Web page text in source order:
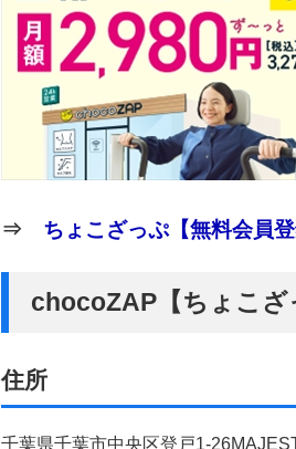
⇒ ちょこざっぷ【無料会員
chocoZAP【ちょこざ
住所
千葉県千葉市中央区登戸1-